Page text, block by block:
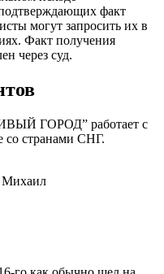
факт
могут запросить их в
Факт получения
через суд.
ГОРОД” работает с
со странами СНГ.